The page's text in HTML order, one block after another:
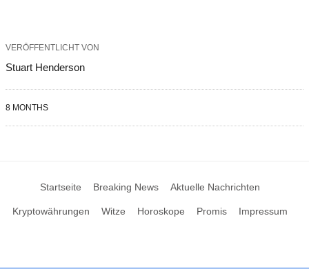
VERÖFFENTLICHT VON
Stuart Henderson
8 MONTHS
Startseite Breaking News Aktuelle Nachrichten
Kryptowährungen Witze Horoskope Promis Impressum